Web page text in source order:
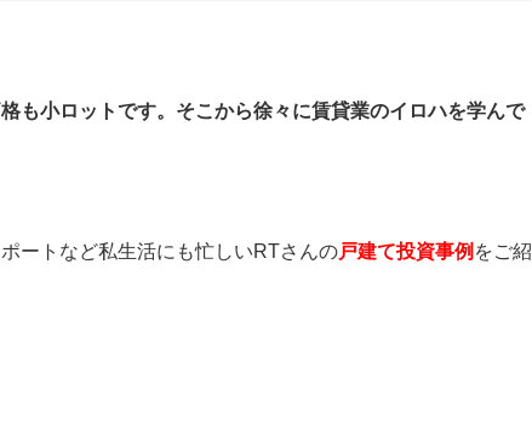
も小ロットです。そこから徐々に賃貸業のイロハを学んで
ートなど私生活にも忙しいRTさんの戸建て投資事例 をご紹